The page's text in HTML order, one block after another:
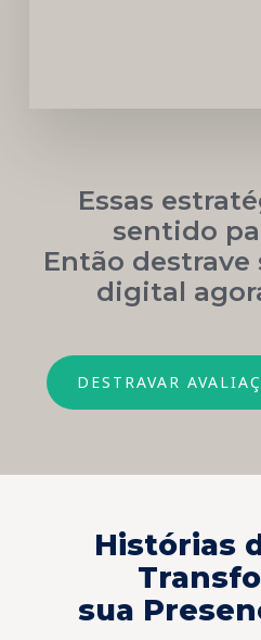
Essas
sentido
Então destrave
digital
DESTRAVAR
Histórias
sua